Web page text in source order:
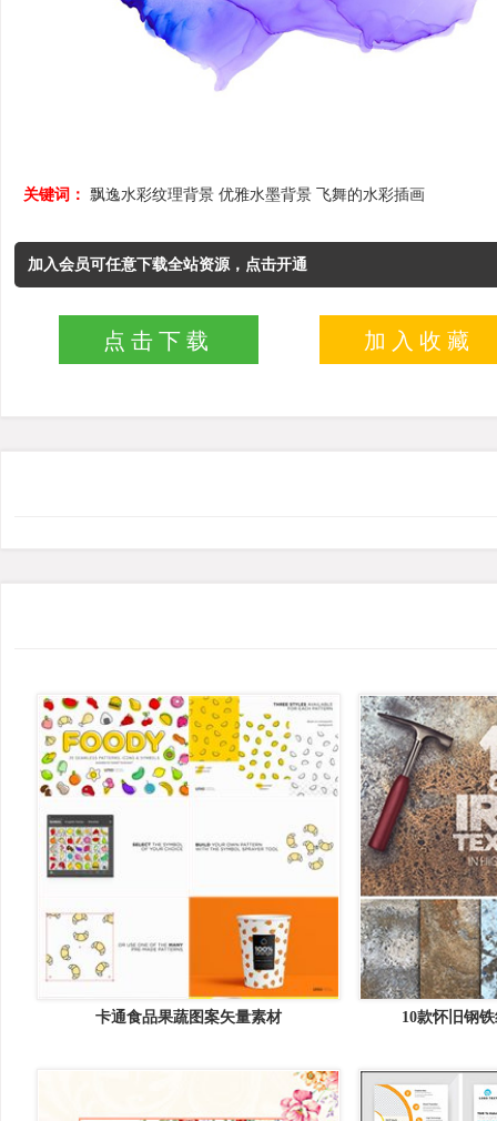
关键词： 飘逸水彩纹理背景 优雅水墨背景 飞舞的水彩插画
加入会员可任意下载全站资源，点击开通
点击下载 加入收藏
卡通食品果蔬图案矢量素材 10款怀旧钢